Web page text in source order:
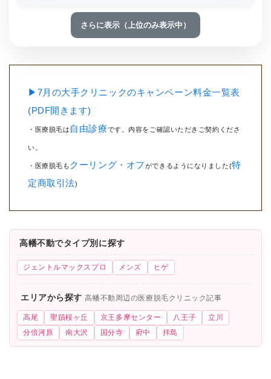
さらに表示（上位のみ表示中）
▶7月の大手クリニックのキャンペーン料金一覧表
(PDF開きます)
・医療脱毛は 自由診療です。内容をご確認いただきご契約くださ
い。
・医療脱毛も クーリング・オフ ができるようになりました(特
定商取引法)
高幡不動でタイプ別に探す
ジェントルマックスプロ メンズ ヒゲ
エリアから探す高幡不動周辺の医療脱毛クリニック記事
高尾 聖蹟桜ヶ丘 京王多摩センター 八王子
立川
分倍河原
南大沢 国分寺 府中 拝島